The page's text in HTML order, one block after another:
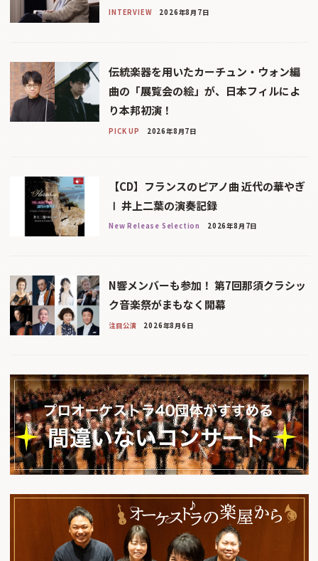
INTERVIEW 2026年8月7日
伝統楽器を用いたカーチュン・ウォン編
曲の「展覧会の絵」が、日本フィルによ
り本邦初演！
PICK UP 2026年8月7日
【CD】フランスのピアノ曲 近代の華やぎ
Ⅰ 井上二葉の演奏記録
New Release Selection 2026年8月7日
N響メンバーも参加！ 第7回那須クラシッ
ク音楽祭がまもなく開幕
注目公演 2026年8月6日